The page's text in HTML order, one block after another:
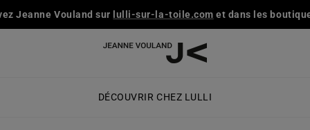
Jeanne Vouland sur lulli-sur-la-toile.com et dans les
DÉCOUVRIR CHEZ LULLI